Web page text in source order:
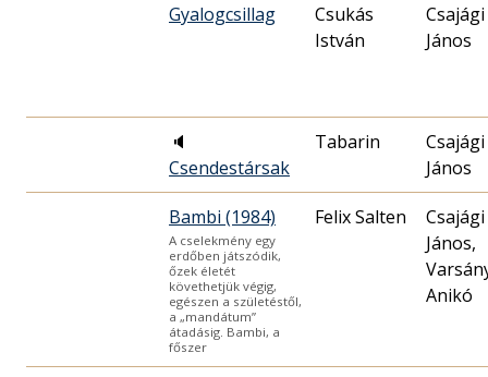
Gyalogcsillag
Csukás
István
Csajági
János
🔈
Csendestársak
Tabarin
Csajági
János
Bambi (1984)
A cselekmény egy
erdőben játszódik,
őzek életét
követhetjük végig,
egészen a születéstől,
a „mandátum”
átadásig. Bambi, a
főszer
Felix Salten
Csajági
János,
Anikó